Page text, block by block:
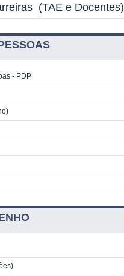
(TAE e Docentes)
- PDP